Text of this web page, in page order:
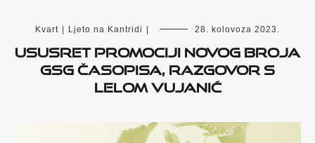
Kvart | Ljeto na Kantridi | 28. kolovoza 2023.
Ususret promociji novog broja
GSG časopisa, razgovor s
Lelom Vujanić